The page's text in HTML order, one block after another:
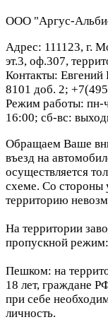
ООО "Аргус-
Адрес: 111123, г.
эт.3, оф.307,
Контакты: Евгений
8101 доб. 2;
Режим работы: пн-
16:00; сб-вс:
Обращаем Ваше
въезд на
осуществляется
схеме. Со стороны
территорию
На территории
пропускной режим:
Пешком: на
18 лет, граждане
при себе
личность.